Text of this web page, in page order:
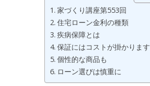
家づくり講座第553回
住宅ローン金利の種類
疾病保障とは
保証にはコストが掛かります
個性的な商品も
ローン選びは慎重に